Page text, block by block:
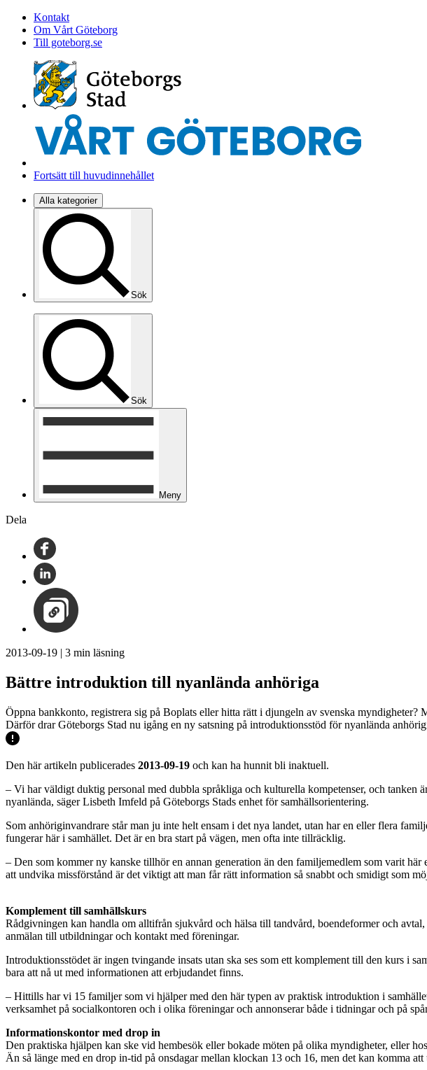
Kontakt
Om Vårt Göteborg
Till goteborg.se
Fortsätt till huvudinnehållet
Alla kategorier
Sök
Sök
Meny
Dela
2013-09-19 | 3 min läsning
Bättre introduktion till nyanlända anhöriga
Öppna bankkonto, registrera sig på Boplats eller hitta rätt i djungeln av svenska
Därför drar Göteborgs Stad nu igång en ny satsning på introduktionsstöd för nyanlända
Den här artikeln publicerades 2013-09-19 och kan ha hunnit bli inaktuell.
– Vi har väldigt duktig personal med dubbla språkliga och kulturella kompetenser, och tanken
nyanlända, säger Lisbeth Imfeld på Göteborgs Stads enhet för samhällsorientering.
Som anhöriginvandrare står man ju inte helt ensam i det nya landet, utan har en eller flera
fungerar här i samhället. Det är en bra start på vägen, men ofta inte tillräcklig.
– Den som kommer ny kanske tillhör en annan generation än den familjemedlem som varit
att undvika missförstånd är det viktigt att man får rätt information så snabbt och smidigt som
Komplement till samhällskurs
Rådgivningen kan handla om alltifrån sjukvård och hälsa till tandvård, boendeformer och
anmälan till utbildningar och kontakt med föreningar.
Introduktionsstödet är ingen tvingande insats utan ska ses som ett komplement till den kurs i
bara att nå ut med informationen att erbjudandet finns.
– Hittills har vi 15 familjer som vi hjälper med den här typen av praktisk introduktion i
verksamhet på socialkontoren och i olika föreningar och annonserar både i tidningar och på
Informationskontor med drop in
Den praktiska hjälpen kan ske vid hembesök eller bokade möten på olika myndigheter, eller
Än så länge med en drop in-tid på onsdagar mellan klockan 13 och 16, men det kan komma att